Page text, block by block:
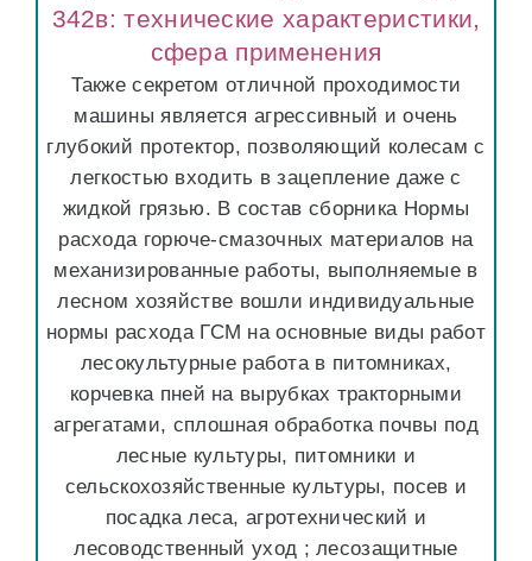
342в: технические характеристики,
сфера применения
Также секретом отличной проходимости
машины является агрессивный и очень
глубокий протектор, позволяющий колесам с
легкостью входить в зацепление даже с
жидкой грязью. В состав сборника Нормы
расхода горюче-смазочных материалов на
механизированные работы, выполняемые в
лесном хозяйстве вошли индивидуальные
нормы расхода ГСМ на основные виды работ
лесокультурные работа в питомниках,
корчевка пней на вырубках тракторными
агрегатами, сплошная обработка почвы под
лесные культуры, питомники и
сельскохозяйственные культуры, посев и
посадка леса, агротехнический и
лесоводственный уход ; лесозащитные